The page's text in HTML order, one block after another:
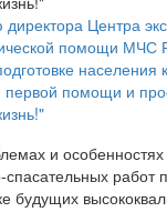
Центра
помощи МЧС
населения
первой помощи и